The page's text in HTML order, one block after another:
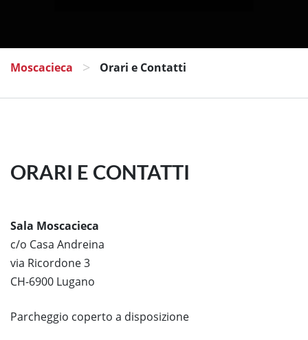
Moscacieca > Orari e Contatti
ORARI E CONTATTI
Sala Moscacieca
c/o Casa Andreina
via Ricordone 3
CH-6900 Lugano
Parcheggio coperto a disposizione